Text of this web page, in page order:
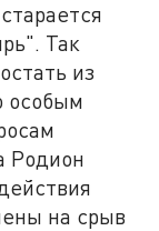
Так
из
особым
Родион
на срыв